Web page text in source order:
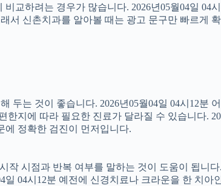
교하려는 경우가 많습니다. 2026년05월04일
서 신촌치과를 알아볼 때는 광고 문구만 빠르게
두는 것이 좋습니다. 2026년05월04일 04시12분
지에 따라 필요한 진료가 달라질 수 있습니다.
에 정확한 검진이 먼저입니다.
작 시점과 반복 여부를 말하는 것이 도움이 됩니
04시12분 예전에 신경치료나 크라운을 한 치